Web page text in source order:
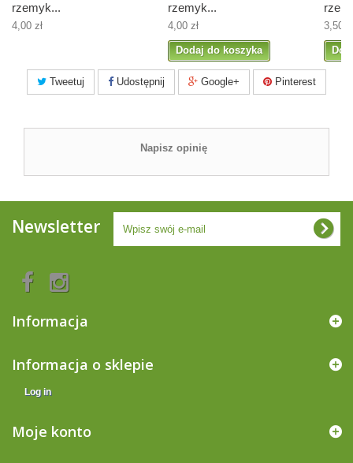
rzemyk...
4,00 zł
rzemyk...
4,00 zł
Dodaj do koszyka
3,50
Tweetuj Udostępnij Google+ Pinterest
Napisz opinię
Newsletter
Informacja
Informacja o sklepie
Log in
Moje konto